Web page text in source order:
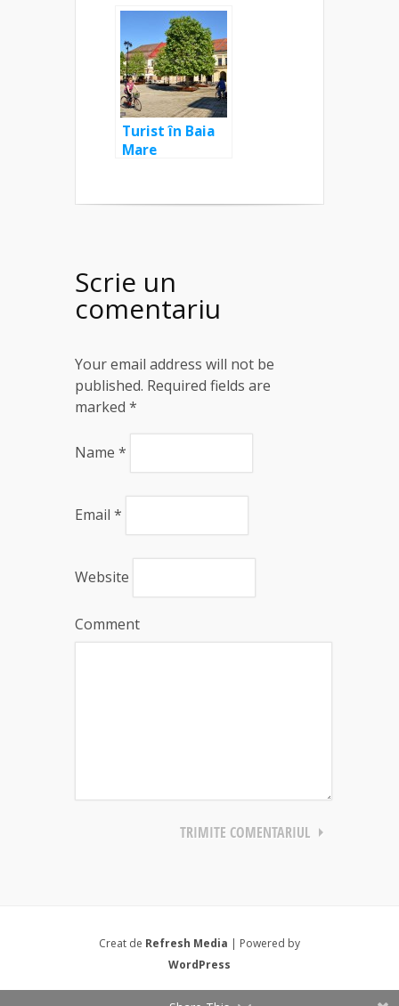
Turist în Baia
Mare
Scrie un
comentariu
Your email address will not be
published. Required fields are
marked *
Name *
Email *
Website
Comment
Creat de Refresh Media | Powered by
WordPress